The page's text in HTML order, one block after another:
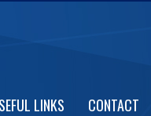
LINKS CONTACT